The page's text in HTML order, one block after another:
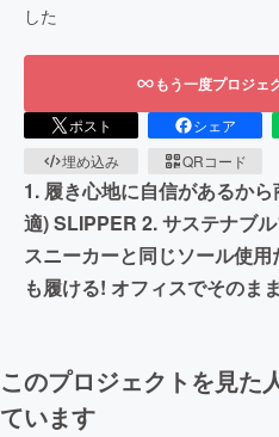
した
もう一度プロジェ
ポスト シェア
埋め込み
QRコード
1. 履き心地に自信があるか
適) SLIPPER 2. サステナブ
スニーカーと同じソール使
も履ける! オフィスでそのま
このプロジェクトを見た
ています